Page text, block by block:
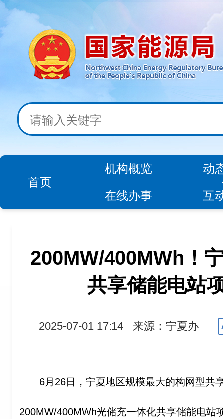
首页
机构概览
动
在线办事
互
200MW/400MWh！
共享储能电站
2025-07-01 17:14 来源：宁夏办
6月26日，宁夏地区规模最大的构网型
200MW/400MWh光储充一体化共享储能电站